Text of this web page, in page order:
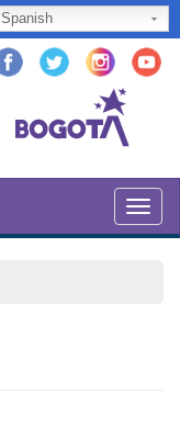
Spanish